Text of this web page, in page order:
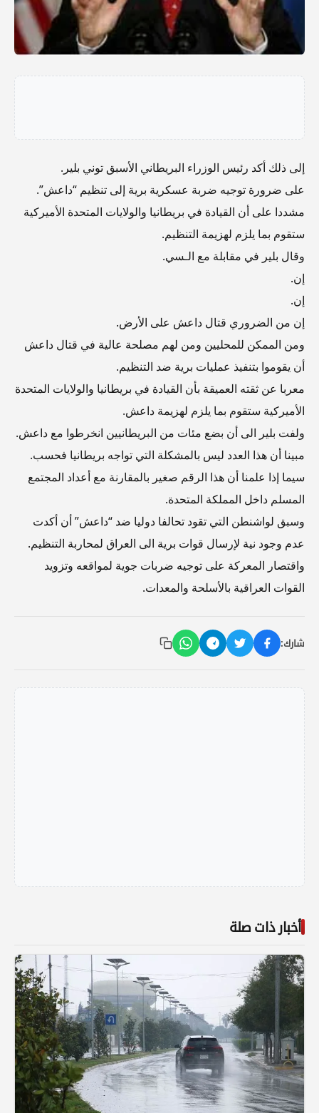
إلى ذلك أكد رئيس الوزراء البريطاني الأسبق توني بلير.
على ضرورة توجيه ضربة عسكرية برية إلى تنظيم “داعش”.
مشددا على أن القيادة في بريطانيا والولايات المتحدة الأميركية
ستقوم بما يلزم لهزيمة التنظيم.
وقال بلير في مقابلة مع الـسي.
إن.
إن.
إن من الضروري قتال داعش على الأرض.
ومن الممكن للمحليين ومن لهم مصلحة عالية في قتال داعش
أن يقوموا بتنفيذ عمليات برية ضد التنظيم.
معربا عن ثقته العميقة بأن القيادة في بريطانيا والولايات المتحدة
الأميركية ستقوم بما يلزم لهزيمة داعش.
ولفت بلير الى أن بضع مئات من البريطانيين انخرطوا مع داعش.
مبينا أن هذا العدد ليس بالمشكلة التي تواجه بريطانيا فحسب.
سيما إذا علمنا أن هذا الرقم صغير بالمقارنة مع أعداد المجتمع
المسلم داخل المملكة المتحدة.
وسبق لواشنطن التي تقود تحالفا دوليا ضد “داعش” أن أكدت
عدم وجود نية لإرسال قوات برية الى العراق لمحاربة التنظيم.
واقتصار المعركة على توجيه ضربات جوية لمواقعه وتزويد
القوات العراقية بالأسلحة والمعدات.
شارك:
أخبار ذات صلة